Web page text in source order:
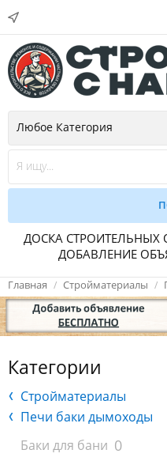
ДОСКА СТРОИТЕЛЬНЫХ
ДОБАВЛЕНИЕ
Главная Стройматериалы
Категории
Стройматериалы
Печи баки дымоходы
Баки для бани 0